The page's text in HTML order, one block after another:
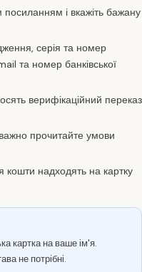
і вкажіть бажану
серія та номер
та номер банківської
верифікаційний переказ
прочитайте умови
кошти надходять на картку
картка на ваше ім'я.
не потрібні.